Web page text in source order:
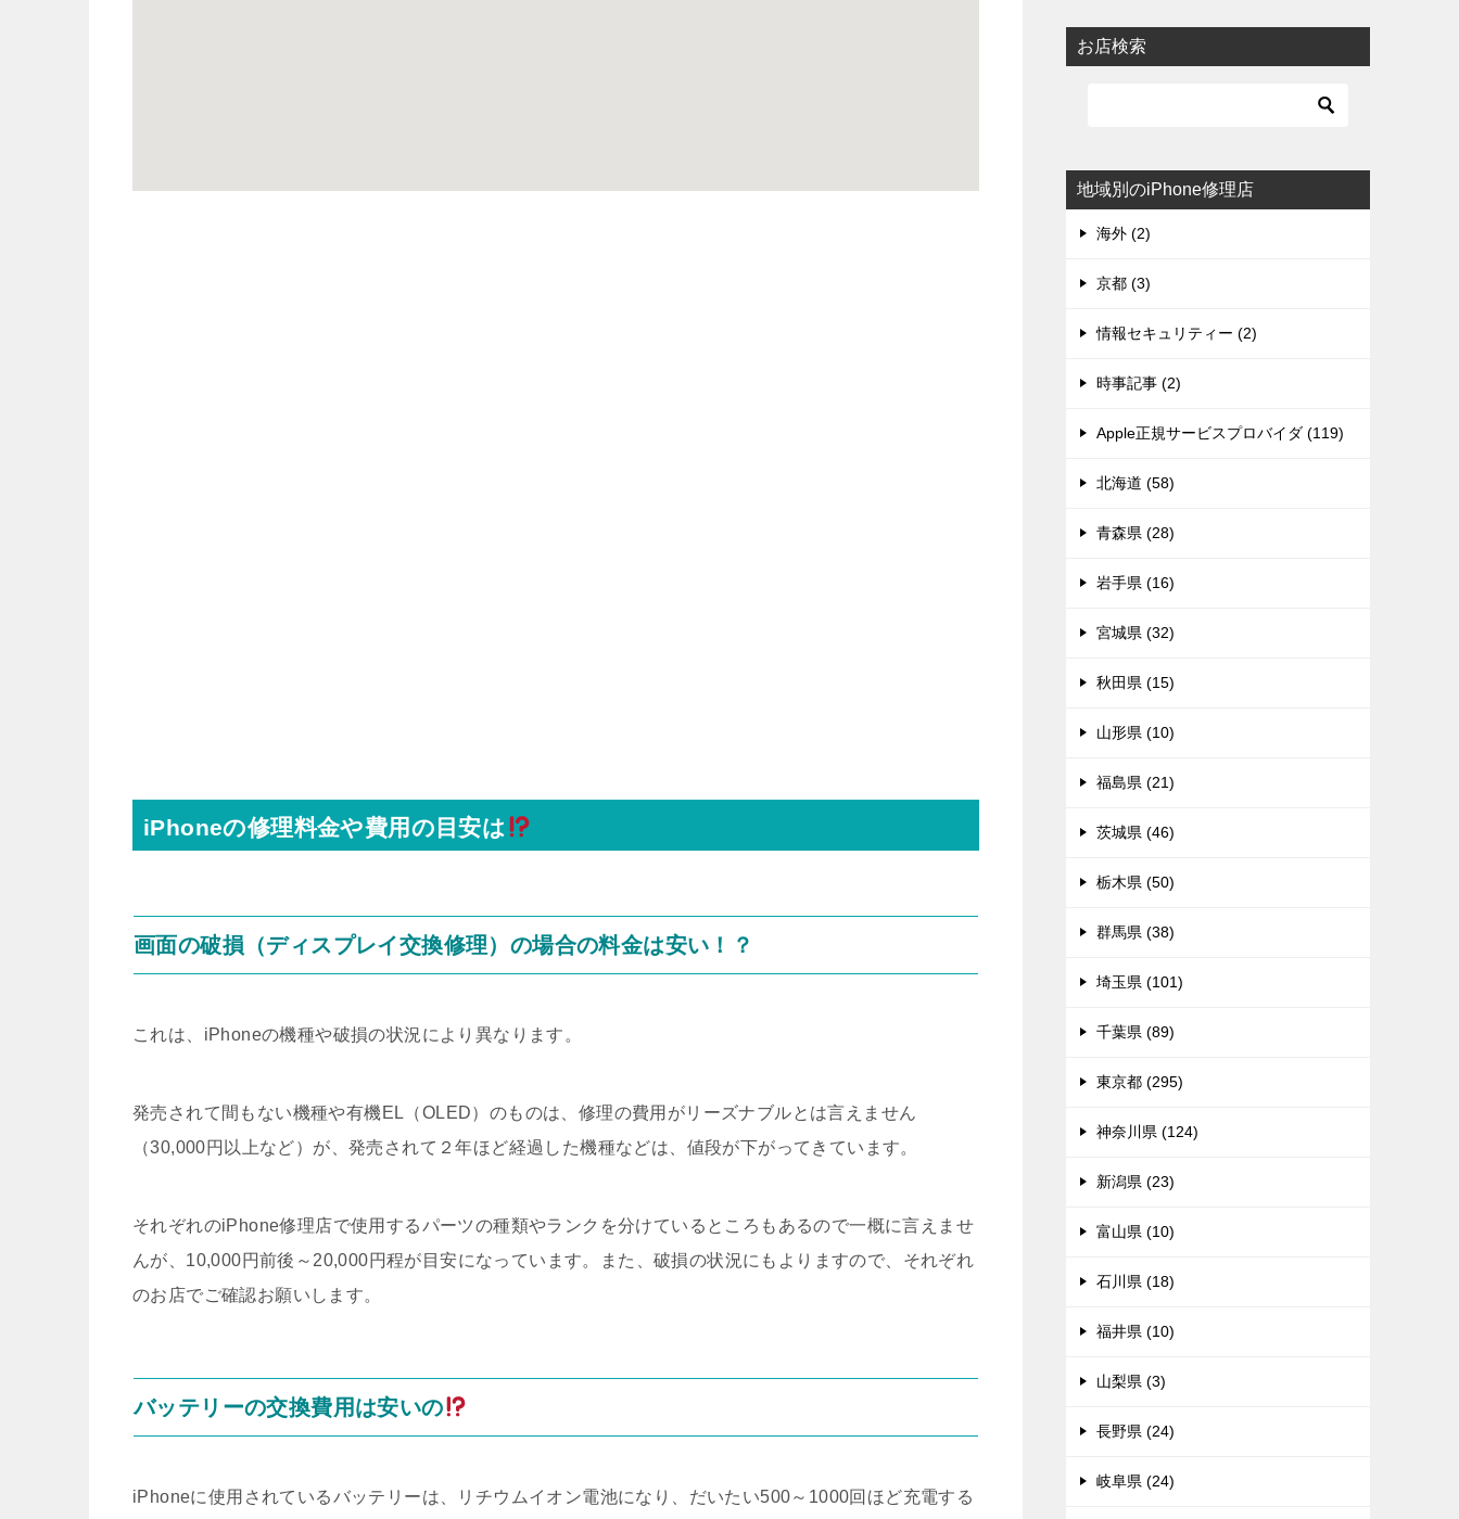
iPhoneの修理料金や費用の目安は
画面の破損（ディスプレイ交換修理）の場合の料金は安い！？
これは、iPhoneの機種や破損の状況により異なります。
発売されて間もない機種や有機EL（OLED）のものは、修理の費用がリーズナブルとは言えません
（30,000円以上など）が、発売されて２年ほど経過した機種などは、値段が下がってきています。
それぞれのiPhone修理店で使用するパーツの種類やランクを分けているところもあるので一概に言えませ
んが、10,000円前後～20,000円程が目安になっています。また、破損の状況にもよりますので、それぞれ
のお店でご確認お願いします。
バッテリーの交換費用は安いの
iPhoneに使用されているバッテリーは、リチウムイオン電池になり、だいたい500～1000回ほど充電する
お店検索
地域別のiPhone修理店
海外 (2)
京都 (3)
情報セキュリティー (2)
時事記事 (2)
Apple正規サービスプロバイダ (119)
北海道 (58)
青森県 (28)
岩手県 (16)
宮城県 (32)
秋田県 (15)
山形県 (10)
福島県 (21)
茨城県 (46)
栃木県 (50)
群馬県 (38)
埼玉県 (101)
千葉県 (89)
東京都 (295)
神奈川県 (124)
新潟県 (23)
富山県 (10)
石川県 (18)
福井県 (10)
山梨県 (3)
長野県 (24)
岐阜県 (24)